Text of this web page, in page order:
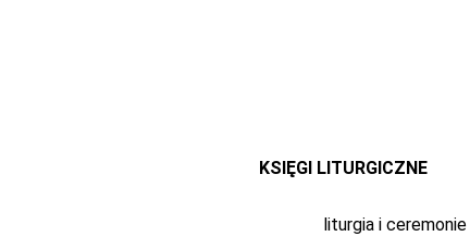
KSIĘGI LITURGICZNE
liturgia i ceremonie